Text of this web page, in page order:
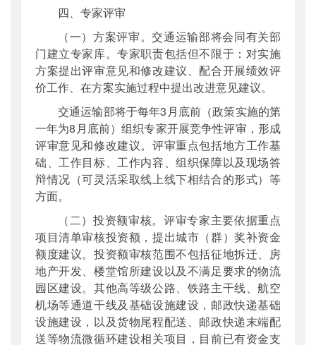
四、专家评审
（一）方案评审。交通运输部将会同有关部
门建立专家库。专家职责包括但不限于：对实施
方案提出评审意见和修改建议、配合开展绩效评
价工作、在方案实施过程中提出改进意见建议。
交通运输部将于每年3月底前（政策实施的第
一年为8月底前）组织专家开展竞争性评审，形成
评审意见和修改建议。评审重点包括地方工作基
础、工作目标、工作内容、组织保障以及现场答
辩情况（可灵活采取线上线下相结合的形式）等
方面。
（二）投资额审核。评审专家主要依据重点
项目清单审核投资额，提出城市（群）奖补资金
额度建议。投资额审核范围不包括征地拆迁、房
地产开发、楼堂馆所建设以及不满足要求的物流
园区建设。其他高等级公路、铁路主干线、航空
机场等通道干线及基础设施建设，邮政快递基础
设施建设，以及货物尾程配送、邮政快递末端配
送等物流微循环建设相关项目，目前已有资金支